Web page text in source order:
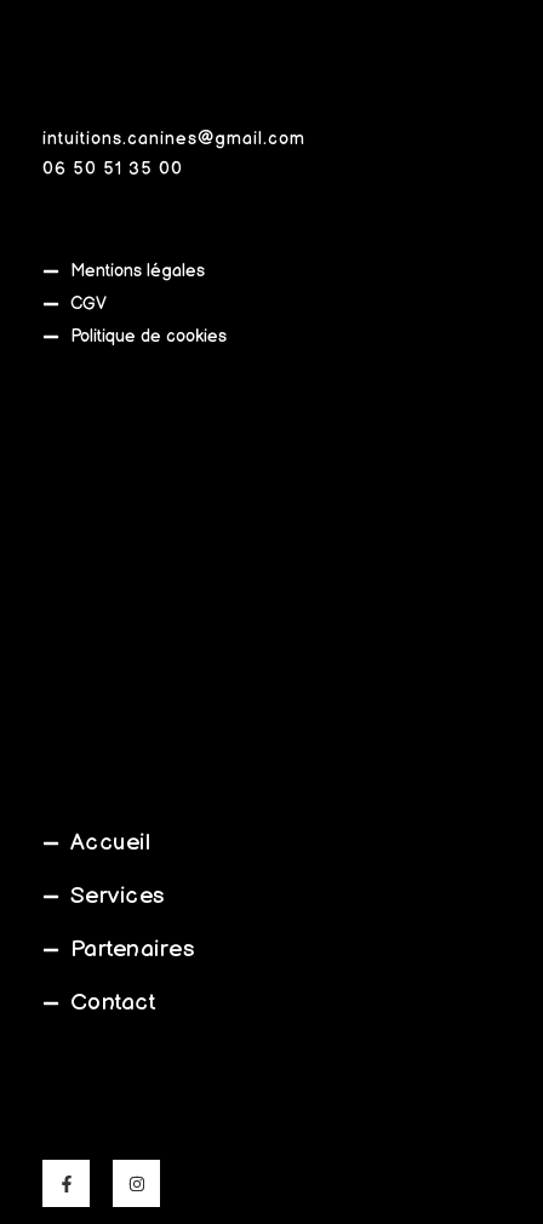
intuitions.canines@gmail.com
06 50 51 35 00
Mentions légales
CGV
Politique de cookies
Accueil
Services
Partenaires
Contact